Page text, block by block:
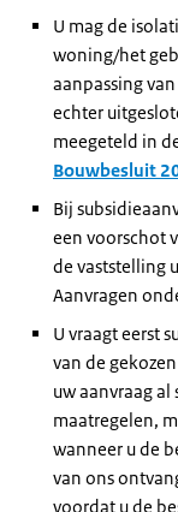
U mag de
woning/het
aanpassing
echter
meegeteld in
Bouwbesluit
Bij
een voorschot
de vaststelling
Aanvragen
U vraagt eerst
van de
uw aanvraag
maatregelen,
wanneer u de
van ons
voordat u de